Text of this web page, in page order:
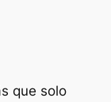
que solo